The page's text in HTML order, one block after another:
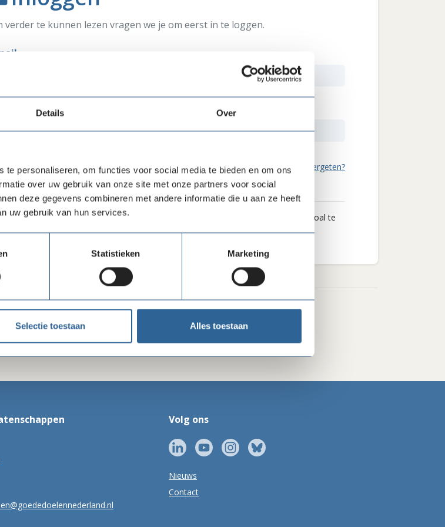
Details Over
te personaliseren, om functies voor social media te bieden en om ons
over uw gebruik van onze site met onze partners voor social
deze gegevens combineren met andere informatie die u aan ze heeft
uw gebruik van hun services.
Statistieken Marketing
Selectie toestaan Alles toestaan
verder te kunnen lezen vragen we je om eerst in te loggen.
Wachtwoord vergeten?
je interesse in ons lidmaatschap? Wil je weten wat we je als brancheorganisatie zoal te
hebben?Klik hier
Delen via LinkedIn
Delen via Facebook
Volg ons
Nieuws
Contact